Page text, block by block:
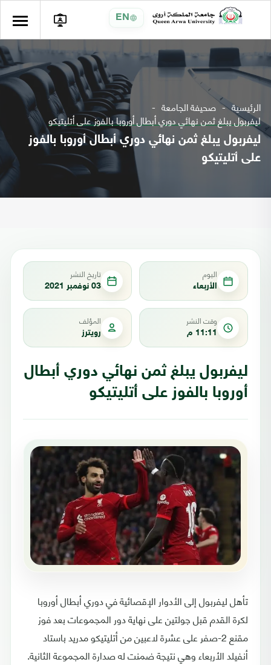
EN
الرئيسية صحيفة الجامعة
ليفربول يبلغ ثمن نهائي دوري أبطال أوروبا بالفوز على أتليتيكو
ليفربول يبلغ ثمن نهائي دوري أبطال أوروبا بالفوز
على أتليتيكو
اليوم
الأربعاء
تاريخ النشر
03 نوفمبر 2021
وقت النشر
11:11 م
المؤلف
رويترز
ليفربول يبلغ ثمن نهائي دوري أبطال
أوروبا بالفوز على أتليتيكو
تأهل ليفربول إلى الأدوار الإقصائية في دوري أبطال أوروبا
لكرة القدم قبل جولتين على نهاية دور المجموعات بعد فوز
مقنع 2-صفر على عشرة لاعبين من أتليتيكو مدريد باستاد
أنفيلد الأربعاء وهي نتيجة ضمنت له صدارة المجموعة الثانية.